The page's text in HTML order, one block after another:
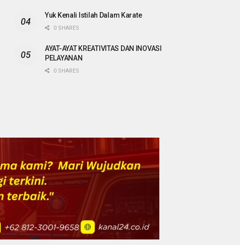
Yuk Kenali Istilah Dalam Karate
0 SHARES
AYAT-AYAT KREATIVITAS DAN INOVASI
PELAYANAN
0 SHARES